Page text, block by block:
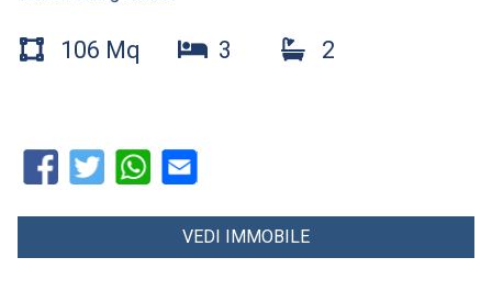
106 Mq 3 2
VEDI IMMOBILE